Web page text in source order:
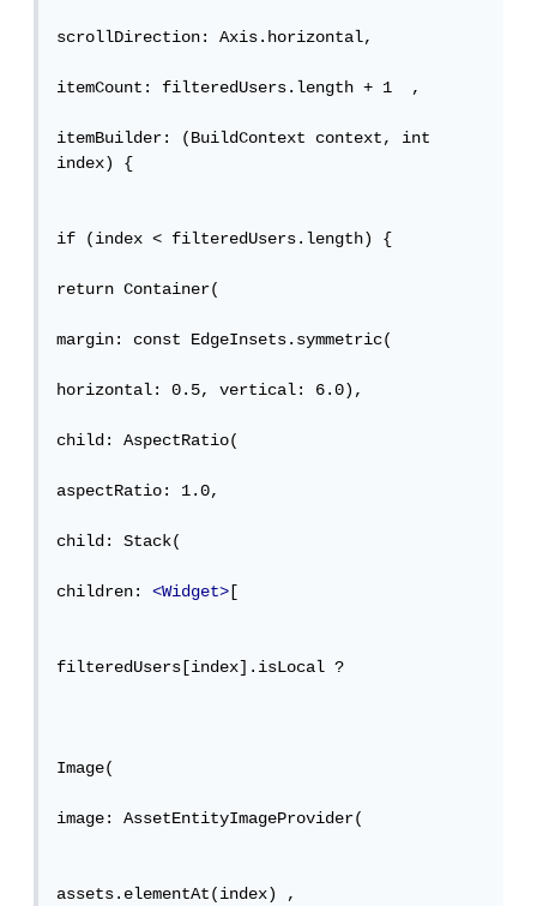
scrollDirection: Axis.horizontal,
itemCount: filteredUsers.length + 1  ,
itemBuilder: (BuildContext context, int
index) {
if (index < filteredUsers.length) {
return Container(
margin: const EdgeInsets.symmetric(
horizontal: 0.5, vertical: 6.0),
child: AspectRatio(
aspectRatio: 1.0,
child: Stack(
children: <Widget> [
filteredUsers[index].isLocal ?
Image(
image: AssetEntityImageProvider(
assets.elementAt(index) ,